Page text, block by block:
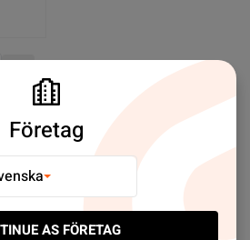
Stigande ordning
Företag
AS FÖRETAG